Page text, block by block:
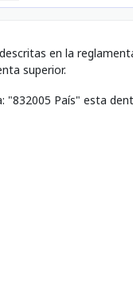
en la
superior.
"832005 País" esta